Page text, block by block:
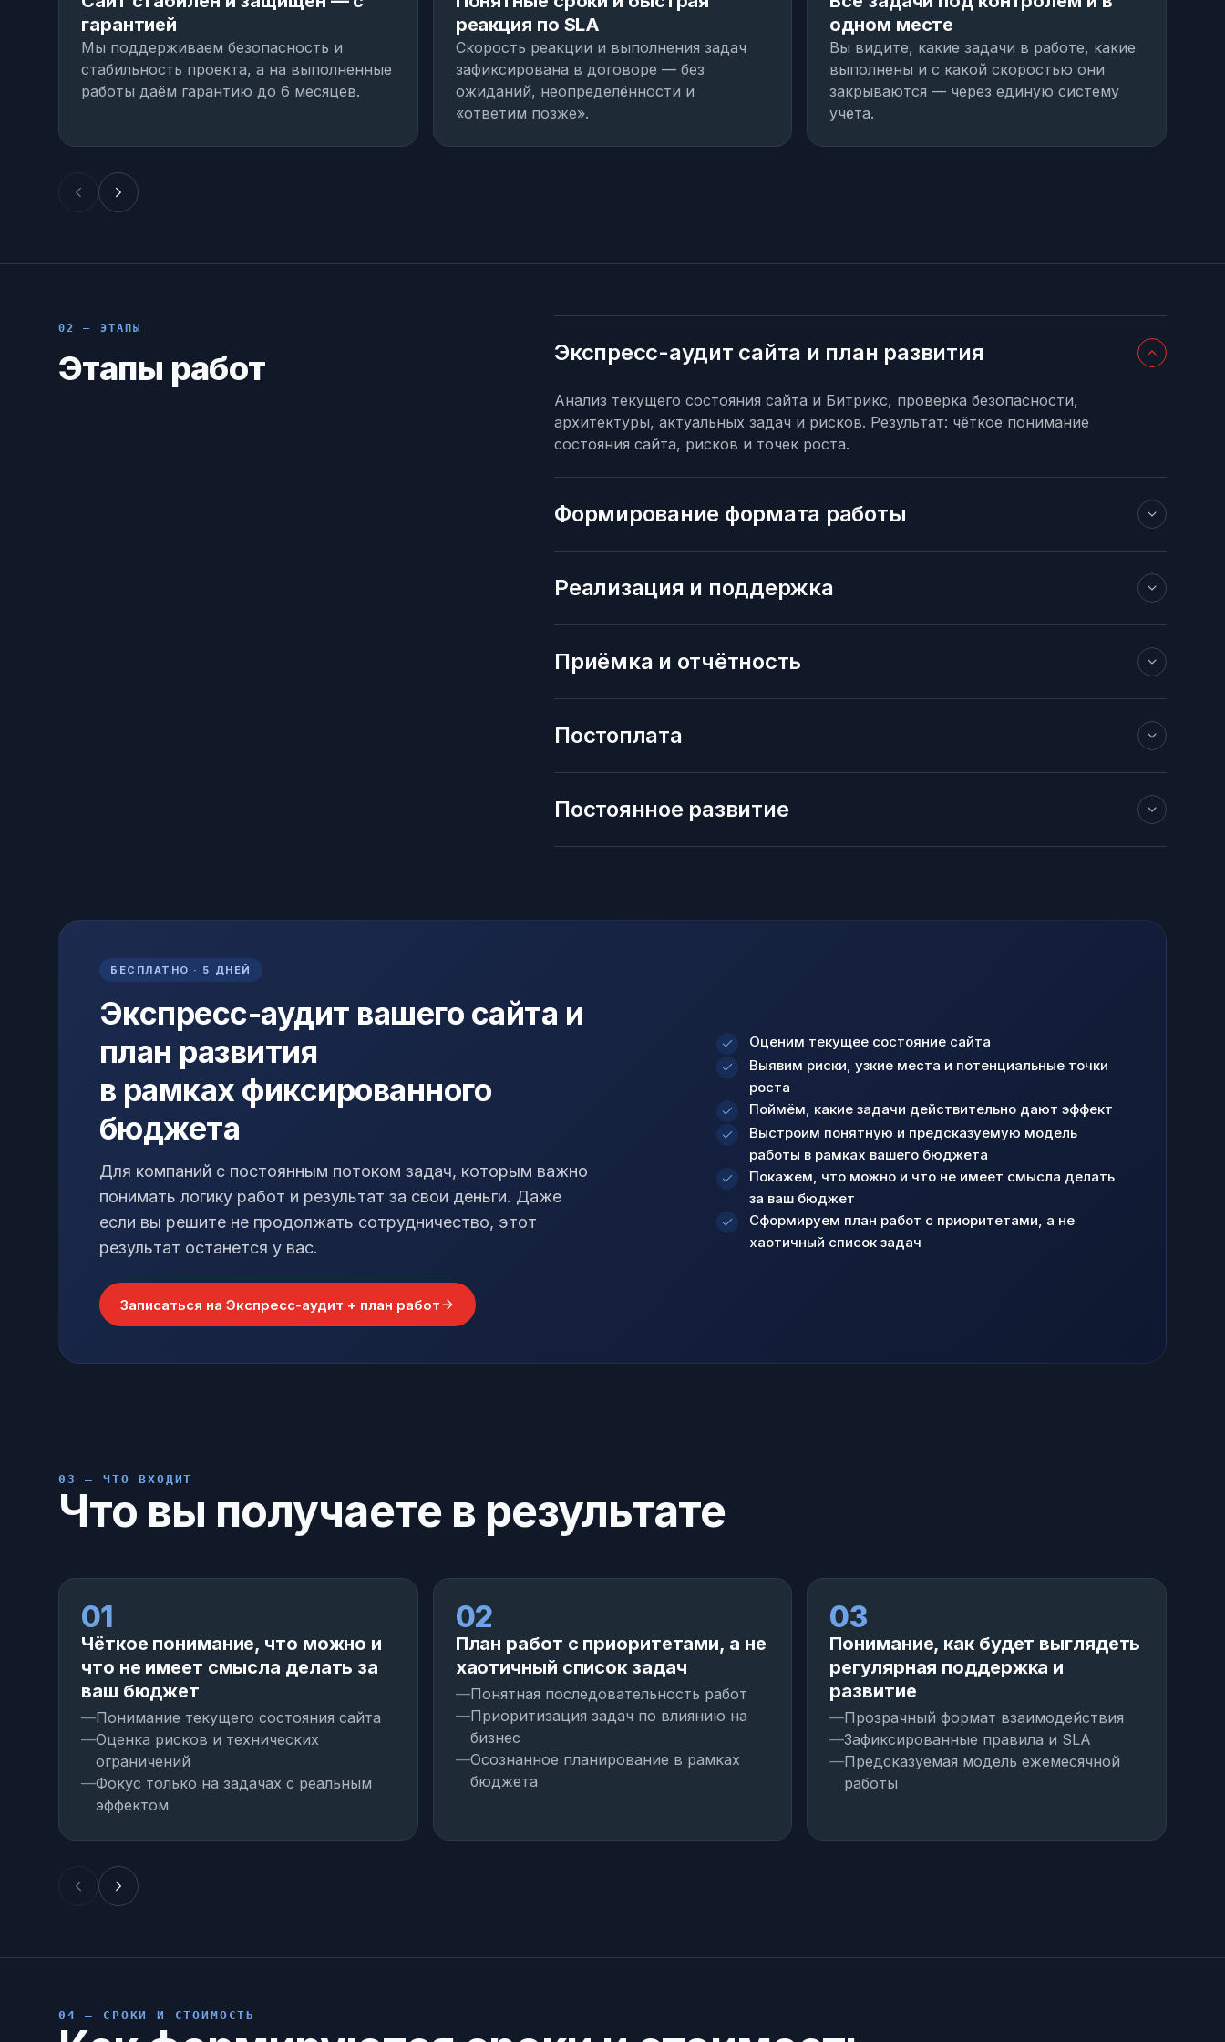
гарантией
Мы поддерживаем безопасность и
стабильность проекта, а на выполненные
работы даём гарантию до 6 месяцев.
реакция по SLA
Скорость реакции и выполнения задач
зафиксирована в договоре — без
ожиданий, неопределённости и
«ответим позже».
одном месте
Вы видите, какие задачи в работе, какие
выполнены и с какой скоростью они
закрываются — через единую систему
учёта.
02 — ЭТАПЫ
Этапы работ Экспресс-аудит сайта и план развития
Анализ текущего состояния сайта и Битрикс, проверка безопасности,
архитектуры, актуальных задач и рисков. Результат: чёткое понимание
состояния сайта, рисков и точек роста.
Формирование формата работы
Реализация и поддержка
Приёмка и отчётность
Постоплата
Постоянное развитие
БЕСПЛАТНО · 5 ДНЕЙ
Экспресс-аудит вашего сайта и
план развития
в рамках фиксированного
бюджета
Для компаний с постоянным потоком задач, которым важно
понимать логику работ и результат за свои деньги. Даже
если вы решите не продолжать сотрудничество, этот
результат останется у вас.
Записаться на Экспресс-аудит + план работ
Оценим текущее состояние сайта
Выявим риски, узкие места и потенциальные точки
роста
Поймём, какие задачи действительно дают эффект
Выстроим понятную и предсказуемую модель
работы в рамках вашего бюджета
Покажем, что можно и что не имеет смысла делать
за ваш бюджет
Сформируем план работ с приоритетами, а не
хаотичный список задач
03 — ЧТО ВХОДИТ
Что вы получаете в результате
01
Чёткое понимание, что можно и
что не имеет смысла делать за
ваш бюджет
Понимание текущего состояния сайта
Оценка рисков и технических
ограничений
Фокус только на задачах с реальным
эффектом
02
План работ с приоритетами, а не
хаотичный список задач
Понятная последовательность работ
Приоритизация задач по влиянию на
бизнес
Осознанное планирование в рамках
бюджета
03
Понимание, как будет выглядеть
регулярная поддержка и
развитие
Прозрачный формат взаимодействия
Зафиксированные правила и SLA
Предсказуемая модель ежемесячной
работы
04 — СРОКИ И СТОИМОСТЬ